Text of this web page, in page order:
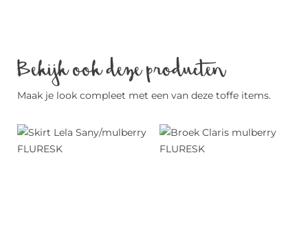
Bekijk ook deze producten
Maak je look compleet met een van deze toffe items.